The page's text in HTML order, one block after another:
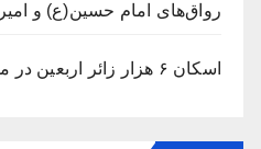
رواق‌های امام حسین(ع) و
اسکان ۶ هزار زائر اربعین در موکب امام رضا(ع)